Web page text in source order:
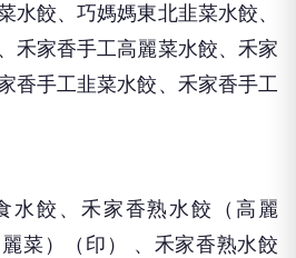
水餃、巧媽媽東北韭菜水餃、
禾家香手工高麗菜水餃、禾家
香手工韭菜水餃、禾家香手工
水餃、禾家香熟水餃（高麗
菜）（印） 、禾家香熟水餃